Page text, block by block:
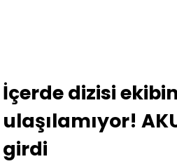
İçerde dizisi
ulaşılamıyor!
girdi